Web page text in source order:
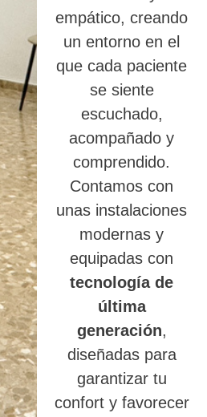
empático, creando
un entorno en el
que cada paciente
se siente
escuchado,
acompañado y
comprendido.
Contamos con
unas instalaciones
modernas y
equipadas con
tecnología de
última
generación,
diseñadas para
garantizar tu
confort y favorecer